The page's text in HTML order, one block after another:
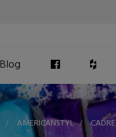
Blog
> AMERICANSTYL >